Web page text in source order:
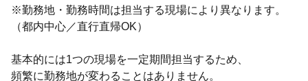
※勤務地・勤務時間は担当する現場により異なります。
（都内中心／直行直帰OK）
基本的には1つの現場を一定期間担当するため、
頻繁に勤務地が変わることはありません。